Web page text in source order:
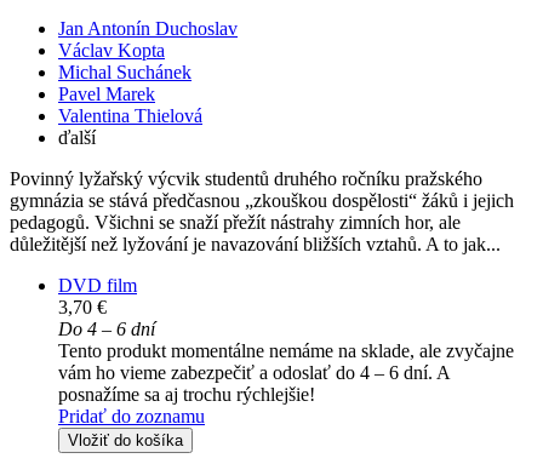
Jan Antonín Duchoslav
Václav Kopta
Michal Suchánek
Pavel Marek
Valentina Thielová
ďalší
Povinný lyžařský výcvik studentů druhého ročníku pražského
gymnázia se stává předčasnou „zkouškou dospělosti“ žáků i jejich
pedagogů. Všichni se snaží přežít nástrahy zimních hor, ale
důležitější než lyžování je navazování bližších vztahů. A to jak...
DVD film
3,70 €
Do 4 – 6 dní
Tento produkt momentálne nemáme na sklade, ale zvyčajne
vám ho vieme zabezpečiť a odoslať do 4 – 6 dní. A
posnažíme sa aj trochu rýchlejšie!
Pridať do zoznamu
Vložiť do košíka